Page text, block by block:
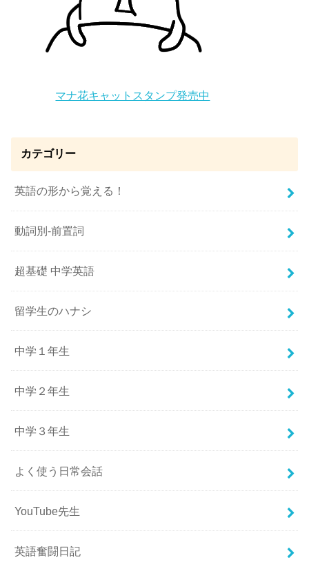
マナ花キャットスタンプ発売中
カテゴリー
英語の形から覚える！
動詞別-前置詞
超基礎 中学英語
留学生のハナシ
中学１年生
中学２年生
中学３年生
よく使う日常会話
YouTube先生
英語奮闘日記